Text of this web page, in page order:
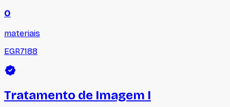
0
materiais
EGR7188
Tratamento de Imagem I